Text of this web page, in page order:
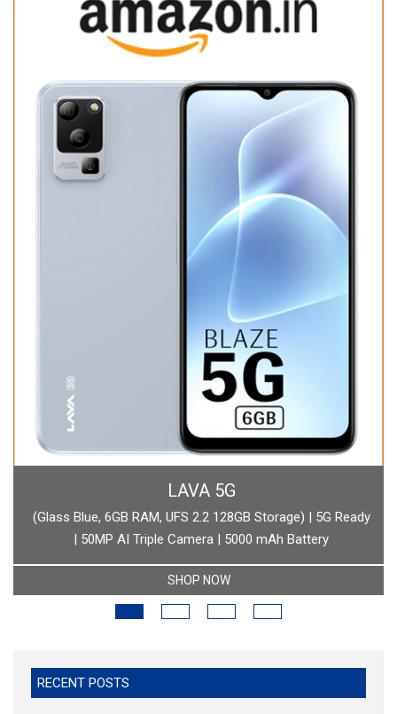
LAVA 5G
Blue, 6GB RAM, UFS 2.2 128GB Storage) | 5G Ready
| 50MP AI Triple Camera | 5000 mAh Battery
SHOP NOW
boAt
RECENT POSTS